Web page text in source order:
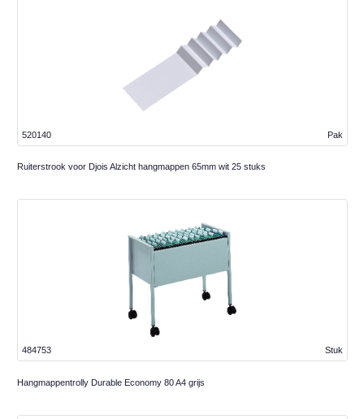
Pak
520140
Ruiterstrook voor Djois Alzicht hangmappen 65mm wit 25 stuks
Stuk
484753
Hangmappentrolly Durable Economy 80 A4 grijs